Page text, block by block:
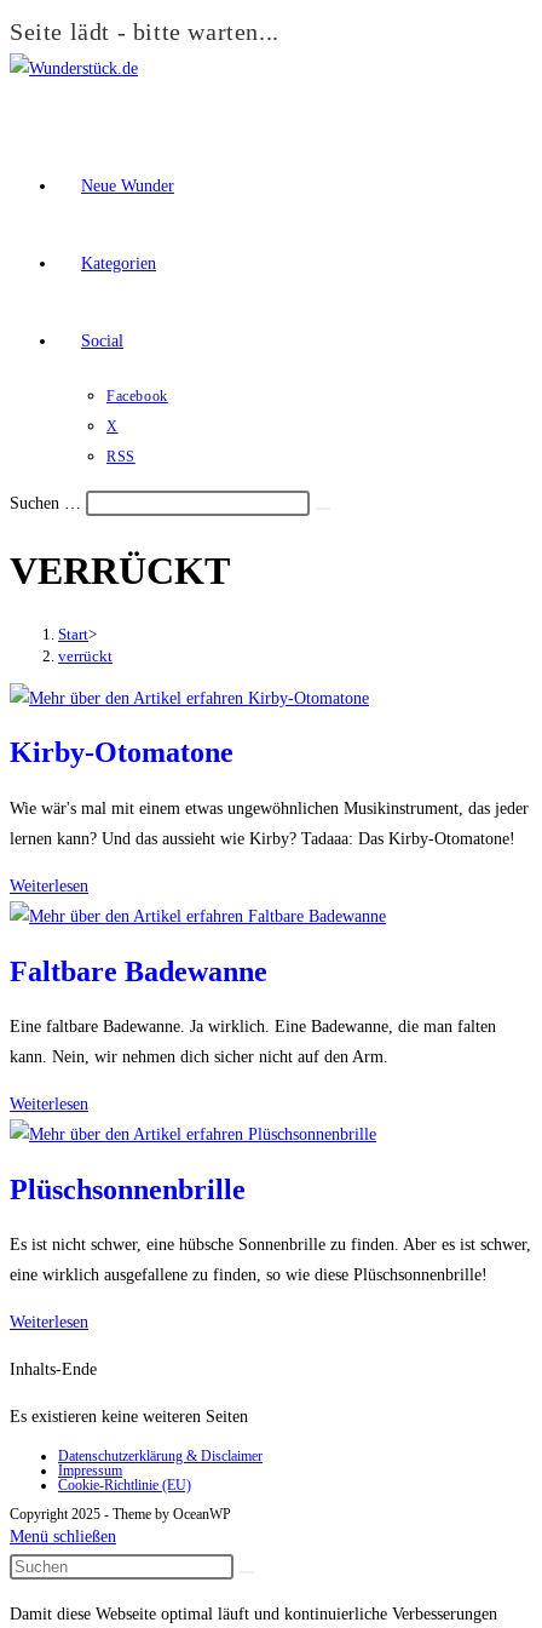
Seite lädt - bitte warten...
Zum
Neue Wunder
Kategorien
Social
Facebook
X
RSS
Suchen …
den
das
aus-
einzuklappen
VERRÜCKT
Start>
verrückt
Kirby-Otomatone
Wie wär's mal mit einem etwas ungewöhnlichen Musikinstrument, das jeder
lernen kann? Und das aussieht wie Kirby? Tadaaa: Das Kirby-Otomatone!
Weiterlesen
Otomatone
Faltbare Badewanne
Eine faltbare Badewanne. Ja wirklich. Eine Badewanne, die man falten
kann. Nein, wir nehmen dich sicher nicht auf den Arm.
Weiterlesen
Badewanne
Plüschsonnenbrille
Es ist nicht schwer, eine hübsche Sonnenbrille zu finden. Aber es ist schwer,
eine wirklich ausgefallene zu finden, so wie diese Plüschsonnenbrille!
Weiterlesen
Inhalts-Ende
Es existieren keine weiteren Seiten
Datenschutzerklärung & Disclaimer
Impressum
Cookie-Richtlinie (EU)
Copyright 2025 - Theme by OceanWP
Menü schließen
Damit diese Webseite optimal läuft und kontinuierliche Verbesserungen